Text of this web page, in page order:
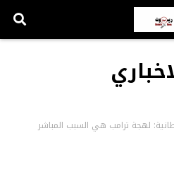
لهجة ترامب هي السبب المباشر